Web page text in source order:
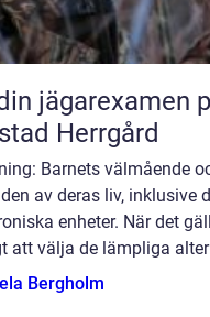
jägarexamen
Herrgård
Barnets välmående
av deras liv, inklusive
enheter. När det
att välja de lämpliga
Bergholm